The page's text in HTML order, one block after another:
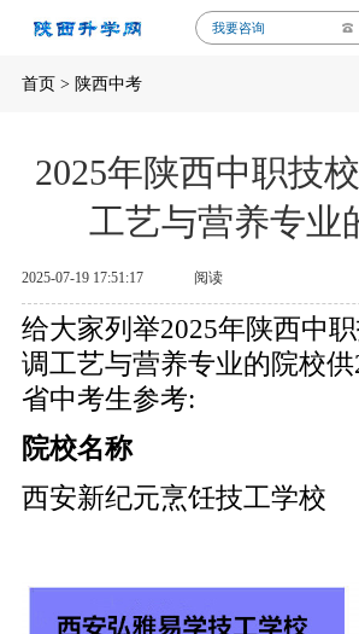
我要咨询
首页> 陕西中考
2025年陕西中职技
工艺与营养专业
2025-07-19 17:51:17 阅读
给大家列举2025年陕西中
调工艺与营养专业的院校
省中考生参考:
院校名称
西安新纪元烹饪技工学校